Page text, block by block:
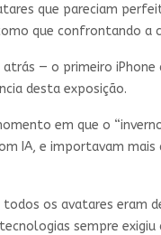
que pareciam
que confrontando a
atrás — o primeiro
desta exposição.
em que o
IA, e importavam
os avatares eram
sempre